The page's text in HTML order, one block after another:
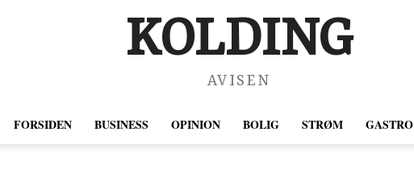
KOLDING
AVISEN
FORSIDEN BUSINESS OPINION BOLIG STRØM GASTRO